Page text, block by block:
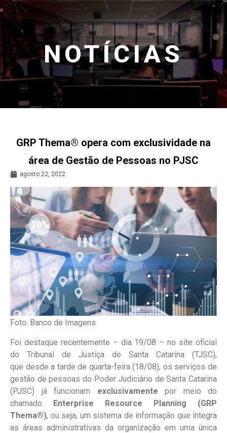
NOTÍCIAS
GRP Thema® opera com exclusividade na
área de Gestão de Pessoas no PJSC
agosto 22, 2022
Foto: Banco de Imagens
Foi destaque recentemente – dia 19/08 – no site oficial
do Tribunal de Justiça de Santa Catarina (TJSC),
que desde a tarde de quarta-feira (18/08), os serviços de
gestão de pessoas do Poder Judiciário de Santa Catarina
(PJSC) já funcionam exclusivamente por meio do
chamado Enterprise Resource Planning (GRP
Thema®), ou seja, um sistema de informação que integra
as áreas administrativas da organização em uma única